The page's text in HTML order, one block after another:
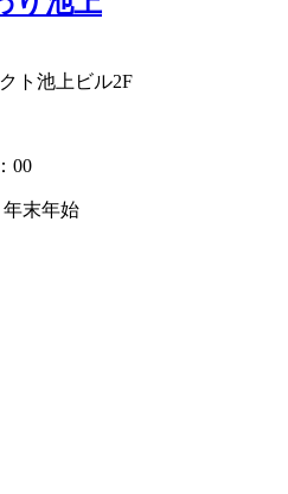
ト池上ビル2F
00
末年始